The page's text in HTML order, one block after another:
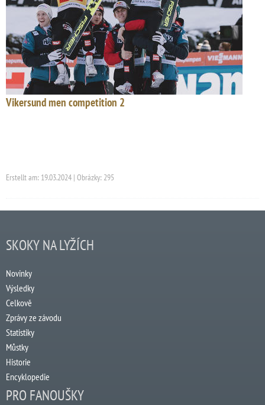
Vikersund men competition 2
Erstellt am: 19.03.2024 | Obrázky: 295
SKOKY NA LYŽÍCH
Novinky
Výsledky
Celkově
Zprávy ze závodu
Statistiky
Můstky
Historie
Encyklopedie
PRO FANOUŠKY